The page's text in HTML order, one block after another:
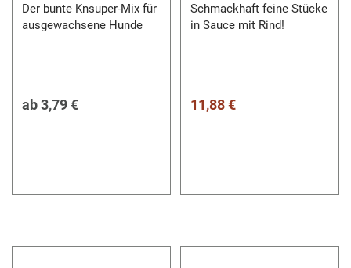
Der bunte Knsuper-Mix für
ausgewachsene Hunde
ab3,79 €
Schmackhaft feine Stücke
in Sauce mit Rind!
11,88 €